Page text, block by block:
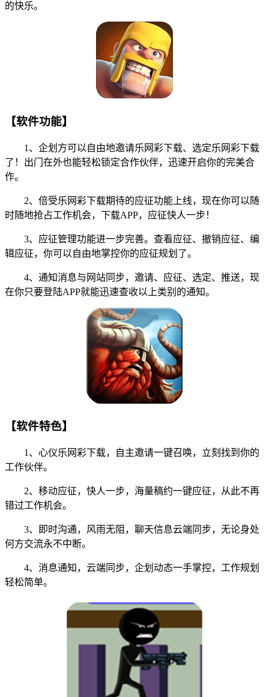
的快乐。
【软件功能】
1、企划方可以自由地邀请乐网彩下载、选定乐网彩下载
了！出门在外也能轻松锁定合作伙伴，迅速开启你的完美合
作。
2、倍受乐网彩下载期待的应征功能上线，现在你可以随
时随地抢占工作机会，下载APP，应征快人一步！
3、应征管理功能进一步完善。查看应征、撤销应征、编
辑应征，你可以自由地掌控你的应征规划了。
4、通知消息与网站同步，邀请、应征、选定、推送，现
在你只要登陆APP就能迅速查收以上类别的通知。
【软件特色】
1、心仪乐网彩下载，自主邀请一键召唤，立刻找到你的
工作伙伴。
2、移动应征，快人一步，海量稿约一键应征，从此不再
错过工作机会。
3、即时沟通，风雨无阻，聊天信息云端同步，无论身处
何方交流永不中断。
4、消息通知，云端同步，企划动态一手掌控，工作规划
轻松简单。